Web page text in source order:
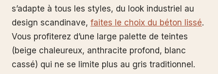
s’adapte à tous les styles, du look industriel au
design scandinave, faites le choix du béton lissé.
Vous profiterez d’une large palette de teintes
(beige chaleureux, anthracite profond, blanc
cassé) qui ne se limite plus au gris traditionnel.